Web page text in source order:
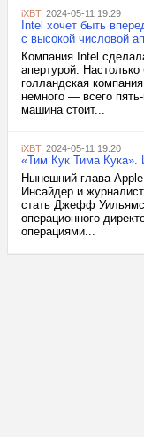
iXBT, 2024-05-11 19:29
Intel хочет быть
с высокой числовой
Компания Intel
апертурой.
голландская
немного — всего
машина стоит...
iXBT, 2024-05-11 19:20
«Тим Кук Тима Кука».
Нынешний глава
Инсайдер и
стать Джефф Уильямс
операционного
операциями...